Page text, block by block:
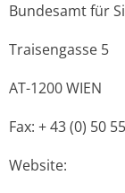
Bundesamt für
Traisengasse 5
AT-1200 WIEN
Fax: + 43 (0) 50
Website: